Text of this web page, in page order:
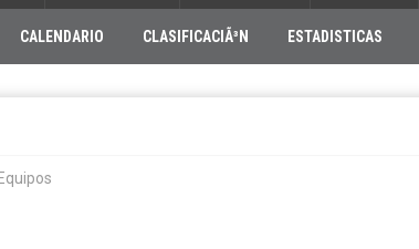
CALENDARIO CLASIFICACIÃ³N ESTADISTICAS
Equipos